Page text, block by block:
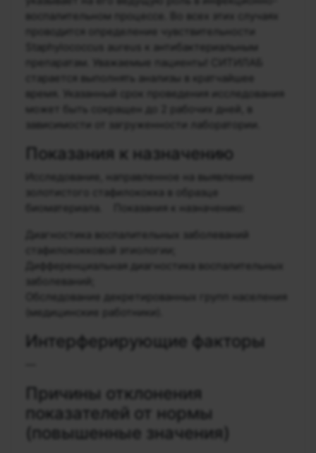
Staphylococcus aureus к антибактериальным
препаратам. Уважаемые пациенты! СИТИЛАБ
старается выполнять анализы в кратчайшее
время. Указанный срок проведения исследования
может быть сокращен до 2 рабочих дней, в
зависимости от загруженности лаборатории.
Показания к назначению
Исследование, направленное на выявление
биоматериала. Показания к назначению:
Диагностика воспалительных заболеваний
заболеваний;
Обследование декретированных групп населения
(медицинские работники).
Интерферирующие факторы
Причины отклонения
показателей от нормы
(повышенные значения)